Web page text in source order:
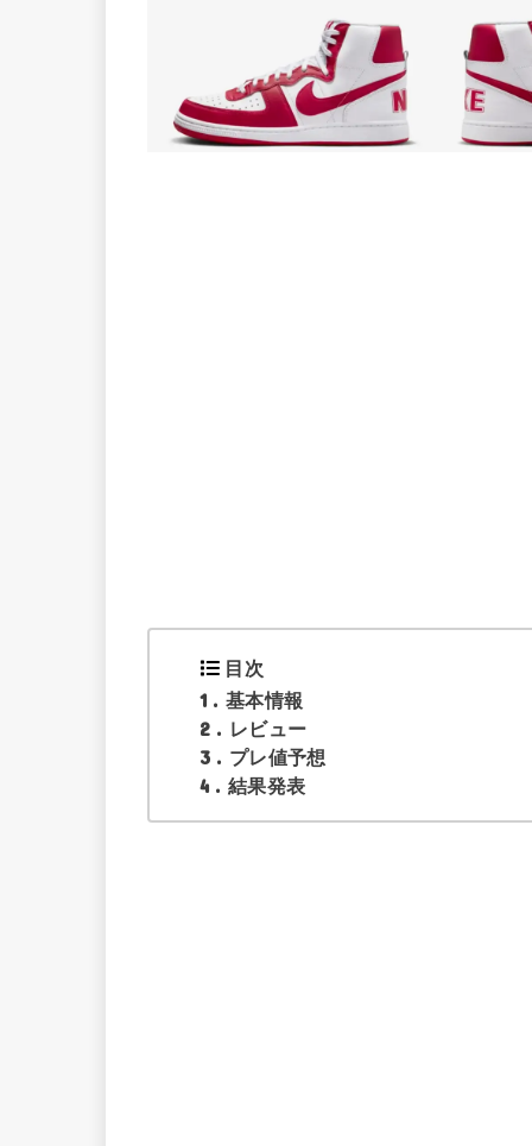
目次
1
基本情報
2 レビュー
3 プレ値予想
4 結果発表